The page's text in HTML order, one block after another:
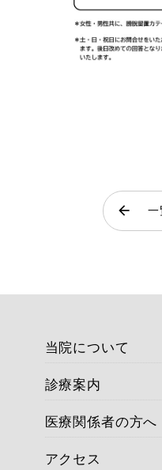
chevron_right 小規模多機能
足柄きんとき
在宅クリニッ
arrow_back 一
当院について
診療案内
医療関係者の方へ
アクセス